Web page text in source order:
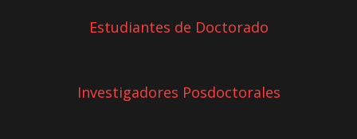
Estudiantes de Doctorado
Investigadores Posdoctorales